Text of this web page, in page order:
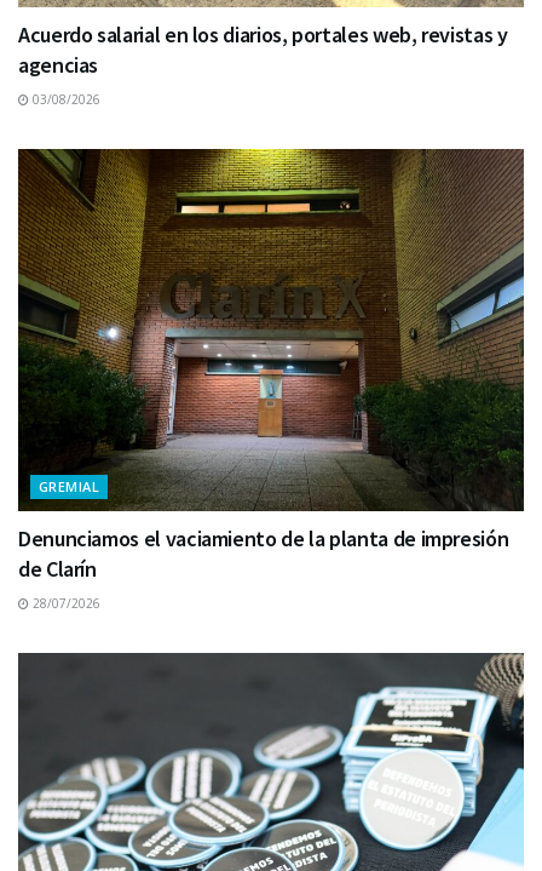
Acuerdo salarial en los diarios, portales web, revistas y
agencias
03/08/2026
GREMIAL
Denunciamos el vaciamiento de la planta de impresión
de Clarín
28/07/2026